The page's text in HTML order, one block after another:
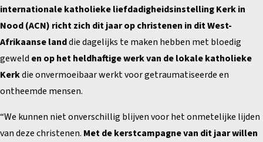
internationale katholieke liefdadigheidsinstelling Kerk in
Nood (ACN) richt zich dit jaar op christenen in dit West-
Afrikaanse landdie dagelijks te maken hebben met bloedig
geweld en op het heldhaftige werk van de lokale katholieke
Kerkdie onvermoeibaar werkt voor getraumatiseerde en
ontheemde mensen.
“We kunnen niet onverschillig blijven voor het onmetelijke lijden
van deze christenen. Met de kerstcampagne van dit jaar willen